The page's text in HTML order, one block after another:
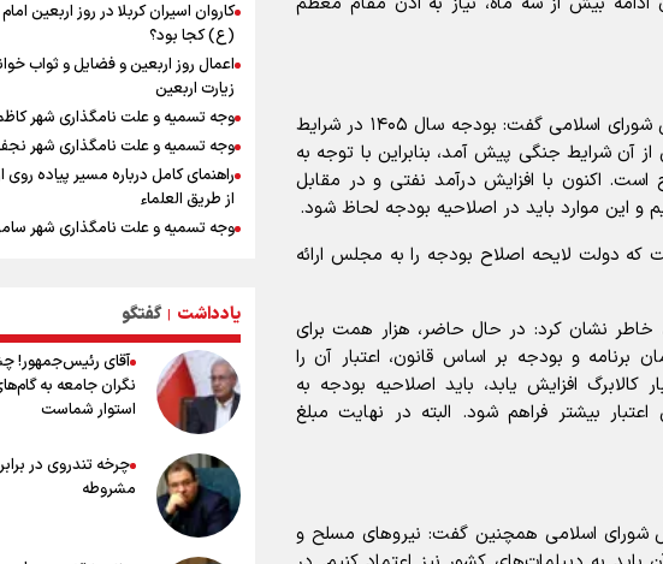
عضو کمیسیون برنامه و بودجه مجلس شورای اسلامی گفت: بودجه سال ۱۴۰۵ در شرایط
شرایط جنگی پیش آمد، بنابراین با توجه به
است. اکنون با افزایش درآمد نفتی و در مقابل
این موارد باید در اصلاحیه بودجه لحاظ شود.
که دولت لایحه اصلاح بودجه را به مجلس ارائه
خاطر نشان کرد: در حال حاضر، هزار همت برای
برنامه و بودجه بر اساس قانون، اعتبار آن را
افزایش یابد، باید اصلاحیه بودجه به
بیشتر فراهم شود. البته در نهایت مبلغ
اسلامی همچنین گفت: نیرو‌های مسلح و
درمانی به زائران اربعین
معاون وزیر خارجه : مذاکره نه معجزه
نه خیانت
پخش قسمت اول گفت‌وگوی
بعد از خبر ۲۲
ازهوش مصنوعی تا طلای مجازی/
نگاه بدبینانه هم نتایج هانگژو را در
تکرار می‌کنیم+ فیلم
ارتش در آمادگی کامل قرار دارد/ توان
هستند
امیررضا غلامی، ملی پوش تکواندو :
روی مسابقات پاکستان است نه بازی
آسیایی
رادین زینالی، ملی پوش تکواندو : قدم
تلاش می کنم تا به طلای المپیک برسم
کاروان اسیران کربلا در روز اربعین
(ع) کجا بود؟
اعمال روز اربعین و فضایل و ثواب
زیارت اربعین
وجه تسمیه و علت نامگذاری شهر
وجه تسمیه و علت نامگذاری شهر
راهنمای کامل درباره مسیر پیاده روی
از طریق العلماء
وجه تسمیه و علت نامگذاری شهر
۱۴۰۵
توصیه هایی مهم برای پیچ خوردگی پا
پیاده روی اربعین
خطرات پیاده روی اربعین/ ۷
سفری ایمن و معنوی
عراقی ها
بهترین ذکر در پیاده‌روی اربعین
اربعین
یادداشت | گفتگو
آقای رئیس‌جمهور!
نگران جامعه به
استوار شماست
چرخه تندروی در
مشروطه